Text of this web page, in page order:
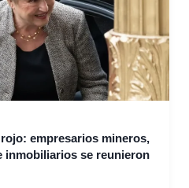
empresarios mineros,
inmobiliarios se reunieron